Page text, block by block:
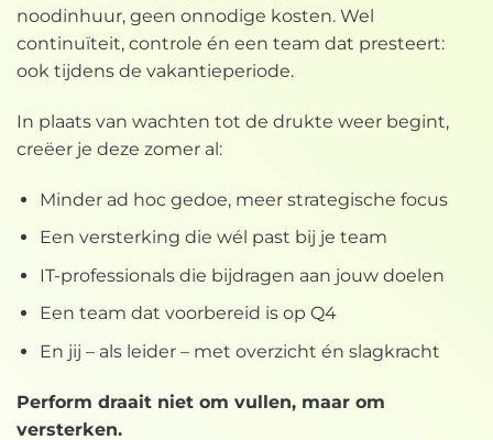
noodinhuur, geen onnodige kosten. Wel
continuïteit, controle én een team dat presteert:
ook tijdens de vakantieperiode.
In plaats van wachten tot de drukte weer begint,
creëer je deze zomer al:
Minder ad hoc gedoe, meer strategische focus
Een versterking die wél past bij je team
IT-professionals die bijdragen aan jouw doelen
Een team dat voorbereid is op Q4
En jij – als leider – met overzicht én slagkracht
Perform draait niet om vullen, maar om
versterken.